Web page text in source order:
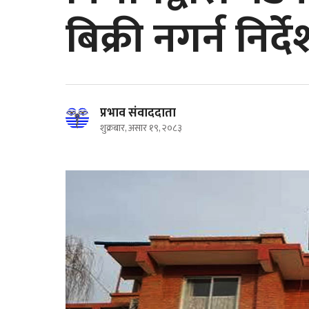
बिक्री नगर्न
प्रभाव संवाददाता
शुक्रबार, असार १९, २०८३